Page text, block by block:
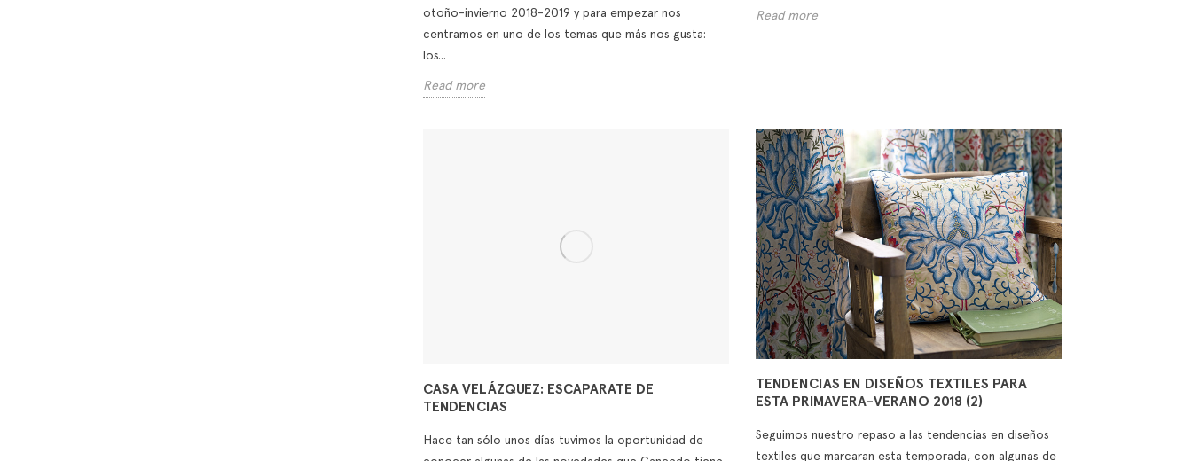
otoño-invierno 2018-2019 y para empezar nos
centramos en uno de los temas que más nos gusta:
los...
Read more
Read more
CASA VELÁZQUEZ: ESCAPARATE DE
TENDENCIAS
Hace tan sólo unos días tuvimos la oportunidad de
TENDENCIAS EN DISEÑOS TEXTILES PARA
ESTA PRIMAVERA-VERANO 2018 (2)
Seguimos nuestro repaso a las tendencias en diseños
textiles que marcaran esta temporada, con algunas de